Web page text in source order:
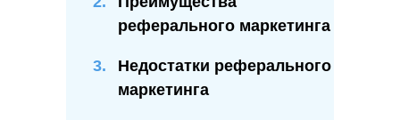
реферального маркетинга
3.
Недостатки реферального
маркетинга